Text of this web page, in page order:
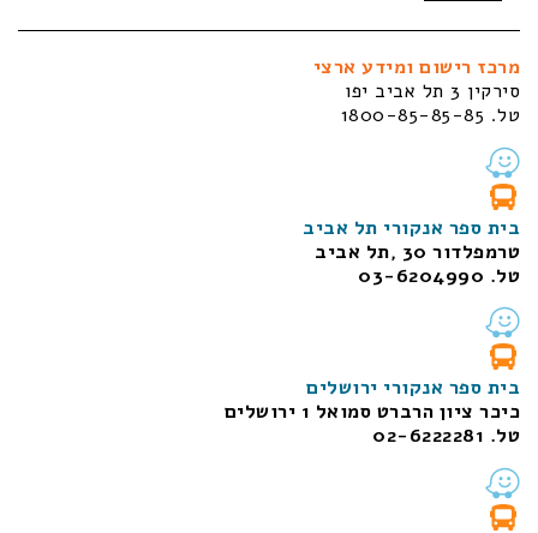
מרכז רישום ומידע ארצי
סירקין 3 תל אביב יפו
טל. 1800-85-85-85
בית ספר אנקורי תל אביב
טרמפלדור 30 ,תל אביב
טל. 03-6204990
בית ספר אנקורי ירושלים
כיכר ציון הרברט סמואל 1
ירושלים
טל. 02-6222281